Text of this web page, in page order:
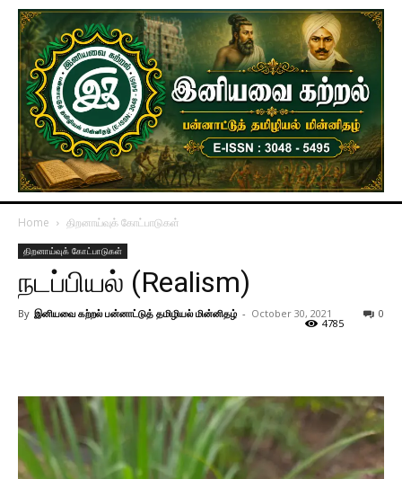
Home திறனாய்வுக் கோட்பாடுகள்
திறனாய்வுக் கோட்பாடுகள்
நடப்பியல் (Realism)
By இனியவை கற்றல் பன்னாட்டுத் தமிழியல் மின்னிதழ் - October 30, 2021 0
4785